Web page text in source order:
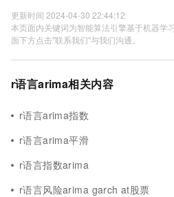
更新时间 2024-04-30 22:44:12
本页面内关键词为智能算法引擎基于机器学
面下方点击"联系我们"与我们沟通。
r语言arima相关内容
r语言arima指数
r语言arima平滑
r语言指数arima
r语言风险arima garch at股票